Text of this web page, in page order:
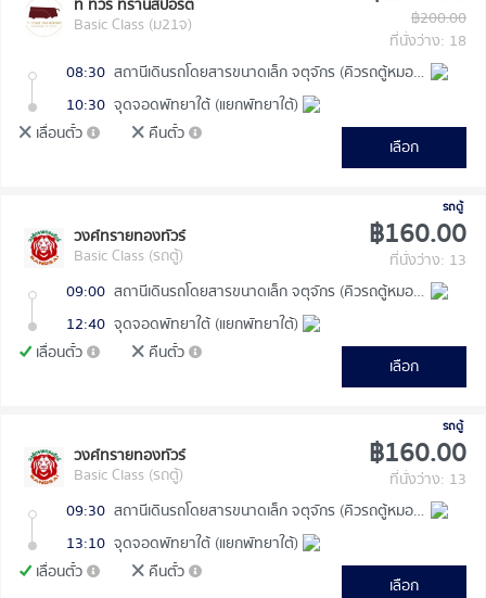
ที ทัวร์ ทรานสปอร์ต
Basic Class (ม21จ)
฿200.00
ที่นั่งว่าง: 18
08:30
สถานีเดินรถโดยสารขนาดเล็ก จตุจักร (คิวรถตู้หมอชิต 2)
10:30 จุดจอดพัทยาใต้ (แยกพัทยาใต้)
เลื่อนตั๋ว
คืนตั๋ว
เลือก
รถตู้
วงศ์ทรายทองทัวร์
Basic Class (รถตู้)
฿160.00
ที่นั่งว่าง: 13
09:00
สถานีเดินรถโดยสารขนาดเล็ก จตุจักร (คิวรถตู้หมอชิต 2)
12:40 จุดจอดพัทยาใต้ (แยกพัทยาใต้)
เลื่อนตั๋ว
คืนตั๋ว
เลือก
รถตู้
วงศ์ทรายทองทัวร์
Basic Class (รถตู้)
฿160.00
ที่นั่งว่าง: 13
09:30
สถานีเดินรถโดยสารขนาดเล็ก จตุจักร (คิวรถตู้หมอชิต 2)
13:10 จุดจอดพัทยาใต้ (แยกพัทยาใต้)
เลื่อนตั๋ว
คืนตั๋ว
เลือก